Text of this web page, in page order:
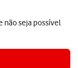
não seja possível